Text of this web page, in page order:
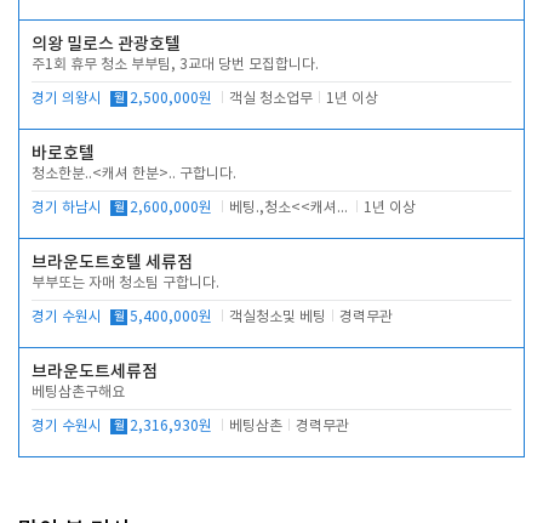
의왕 밀로스 관광호텔
주1회 휴무 청소 부부팀, 3교대 당번 모집합니다.
경기 의왕시 월 2,500,000원 객실 청소업무 1년 이상
바로호텔
청소한분..<캐셔 한분>.. 구합니다.
경기 하남시 월 2,600,000원 베팅.,청소<<캐셔 모셔봅니다. 1년 이상
브라운도트호텔 세류점
부부또는 자매 청소팀 구합니다.
경기 수원시 월 5,400,000원 객실청소및 베팅 경력무관
브라운도트세류점
베팅삼촌구해요
경기 수원시 월 2,316,930원 베팅삼촌 경력무관